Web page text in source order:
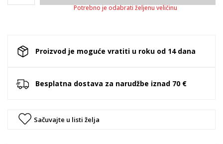
Potrebno je odabrati željenu veličinu
Proizvod je moguće vratiti u roku od 14 dana
Besplatna dostava za narudžbe iznad 70 €
Sačuvajte u listi želja